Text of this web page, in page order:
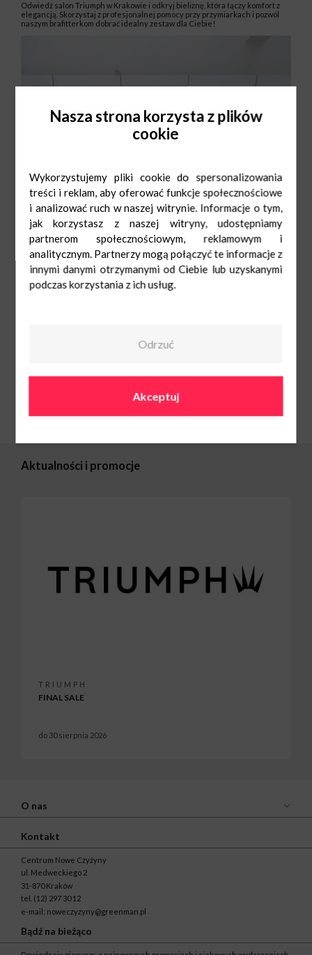
Odwiedź salon Triumph w Krakowie i odkryj bieliznę, która łączy komfort z
elegancją. Skorzystaj z profesjonalnej pomocy przy przymiarkach i pozwól
naszym brafitterkom dobrać idealny zestaw dla Ciebie!
Pn-sob 9:00-21:00
Nd handl 10:00-20:00
508652543
czyzyny@bieliznafinezja.pl
Aktualności i promocje
TRIUMPH
FINAL SALE
do 30 sierpnia 2026
O nas
Kontakt
Centrum Nowe Czyżyny
ul. Medweckiego 2
31-870 Kraków
tel. (12) 297 30 12
e-mail: noweczyzyny@greenman.pl
Bądź na bieżąco
Nasza strona korzysta z plików
cookie
Wykorzystujemy pliki cookie do spersonalizowania
treści i reklam, aby oferować funkcje społecznościowe
i analizować ruch w naszej witrynie. Informacje o tym,
jak korzystasz z naszej witryny, udostępniamy
partnerom społecznościowym, reklamowym i
analitycznym. Partnerzy mogą połączyć te informacje z
innymi danymi otrzymanymi od Ciebie lub uzyskanymi
podczas korzystania z ich usług.
Odrzuć
Akceptuj